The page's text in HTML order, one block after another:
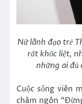
Nữ lãnh đạo trẻ
rất khốc liệt,
những ai đủ
Cuộc sống viên
châm ngôn